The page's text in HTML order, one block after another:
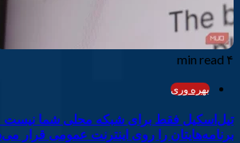
۴ min read
بهره وری
تیل‌اسکیل فقط برای شبکه محلی شما نیست
برنامه‌هایتان را روی اینترنت عمومی قرار